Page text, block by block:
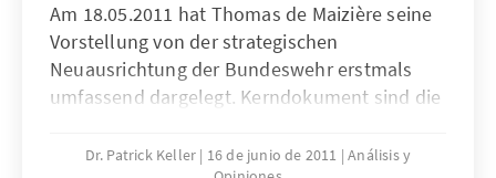
Am 18.05.2011 hat Thomas de Maizière seine
Vorstellung von der strategischen
Neuausrichtung der Bundeswehr erstmals
umfassend dargelegt. Kerndokument sind die
Absteckung des strategischen Rahmens
Dr. Patrick Keller 16 de junio de 2011
Análisis y